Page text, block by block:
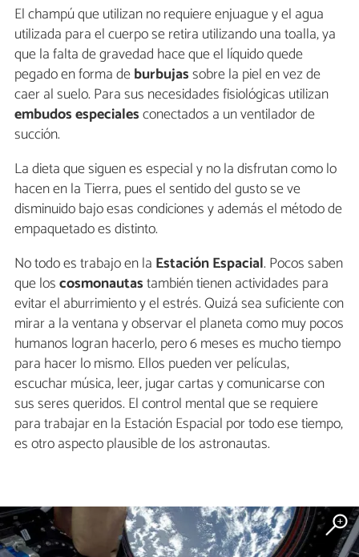
El champú que utilizan no requiere enjuague y el agua
utilizada para el cuerpo se retira utilizando una toalla, ya
que la falta de gravedad hace que el líquido quede
pegado en forma deburbujassobre la piel en vez de
caer al suelo. Para sus necesidades fisiológicas utilizan
embudosespecialesconectados a un ventilador de
succión.
La dieta que siguen es especial y no la disfrutan como lo
hacen en la Tierra, pues el sentido del gusto se ve
disminuido bajo esas condiciones y además el método de
empaquetado es distinto.
No todo es trabajo en la Estación Espacial. Pocos saben
que loscosmonautastambién tienen actividades para
evitar el aburrimiento y el estrés. Quizá sea suficiente con
mirar a la ventana y observar el planeta como muy pocos
humanos logran hacerlo, pero 6 meses es mucho tiempo
para hacer lo mismo. Ellos pueden ver películas,
escuchar música, leer, jugar cartas y comunicarse con
sus seres queridos. El control mental que se requiere
para trabajar en la Estación Espacial por todo ese tiempo,
es otro aspecto plausible de los astronautas.